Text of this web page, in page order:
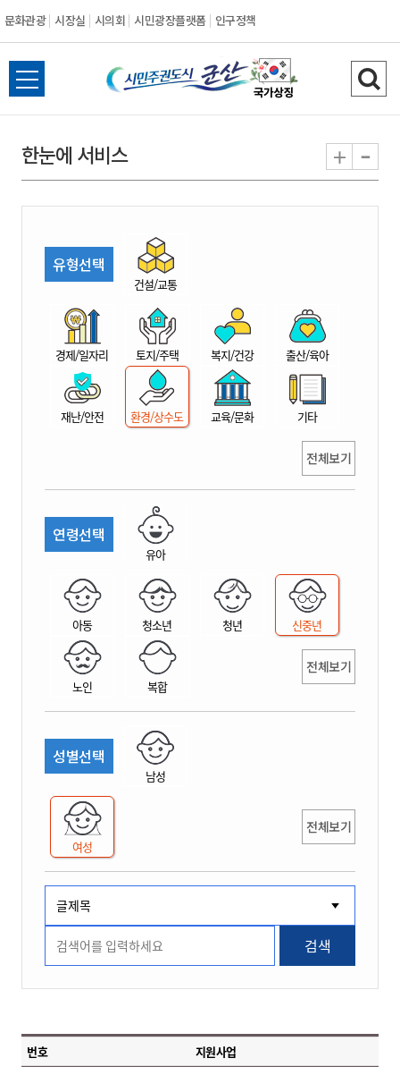
문화관광 시장실 시의회 시민광장플랫폼 인구정책
시
민
권
시
산
전
체
뉴
열
검
색
기
한눈에 서비스 + -
유형선택
건설/교통
경제/일자리 토지/주택 복지/건강 출산/육아
재난/안전 환경/상수도 교육/문화 기타
전체보기
연령선택
유아
아동 청소년 청년 신중년
노인 복합
전체보기
성별선택
남성
여성
전체보기
검색
번호 지원사업